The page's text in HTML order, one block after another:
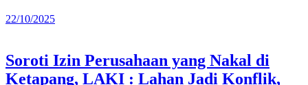
22/10/2025
Soroti Izin Perusahaan yang Nakal di
Ketapang, LAKI : Lahan Jadi Konflik,